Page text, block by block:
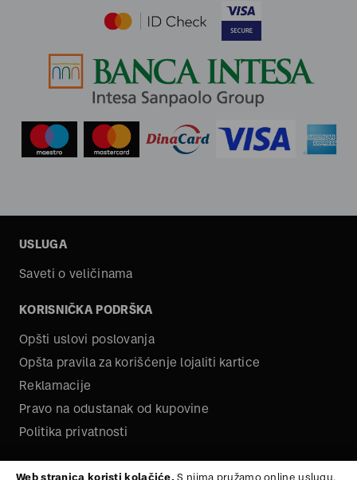
USLUGA
Saveti o veličinama
KORISNIČKA PODRŠKA
Opšti uslovi poslovanja
Opšta pravila za korišćenje lojaliti kartice
Reklamacije
Pravo na odustanak od kupovine
Politika privatnosti
Web stranica koristi kolačiće. S njima pružamo online uslugu,